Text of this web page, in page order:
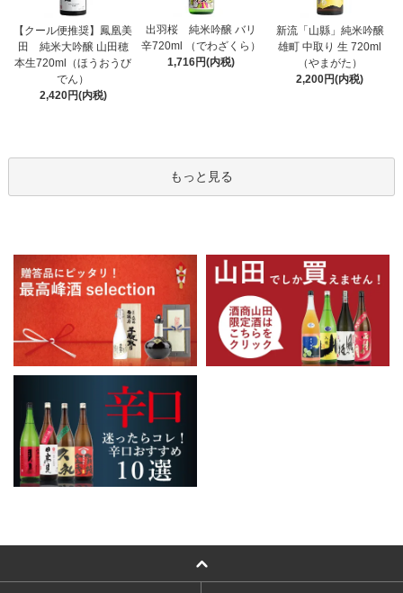
【クール便推奨】鳳凰美
田 純米大吟醸 山田穂
本生720ml（ほうおうび
でん）
2,420円(内税)
出羽桜 純米吟醸 バリ
辛720ml （でわざくら）
1,716円(内税)
新流「山縣」純米吟醸
雄町 中取り 生 720ml
（やまがた）
2,200円(内税)
もっと見る